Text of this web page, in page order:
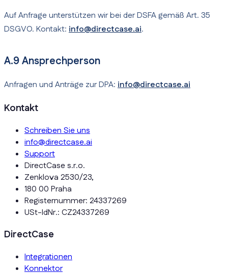
Auf Anfrage unterstützen wir bei der DSFA gemäß Art. 35
DSGVO. Kontakt: info@directcase.ai.
A.9 Ansprechperson
Anfragen und Anträge zur DPA: info@directcase.ai
Kontakt
Schreiben Sie uns
info@directcase.ai
Support
DirectCase s.r.o.
Zenklova 2530/23,
180 00 Praha
Registernummer: 24337269
USt-IdNr.: CZ24337269
DirectCase
Integrationen
Konnektor